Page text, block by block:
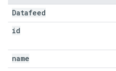
Datafeed
id
name